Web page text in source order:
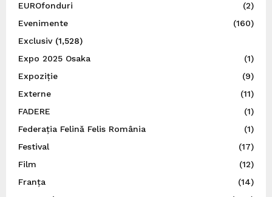
EUROfonduri
(2)
Evenimente
(160)
Exclusiv(1,528)
Expo 2025 Osaka
(1)
Expoziție
(9)
Externe
(11)
FADERE
(1)
Federația Felină Felis România
(1)
Festival
(17)
Film
(12)
Franța
(14)